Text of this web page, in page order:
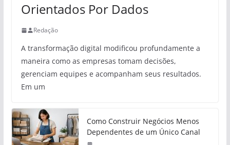
Orientados Por Dados
Redação
A transformação digital modificou profundamente a
maneira como as empresas tomam decisões,
gerenciam equipes e acompanham seus resultados.
Em um
Como Construir Negócios Menos
Dependentes de um Único Canal